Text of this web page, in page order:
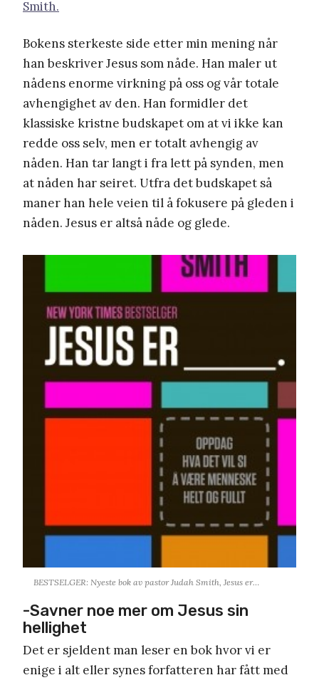
Smith.
Bokens sterkeste side etter min mening når
han beskriver Jesus som nåde. Han maler ut
nådens enorme virkning på oss og vår totale
avhengighet av den. Han formidler det
klassiske kristne budskapet om at vi ikke kan
redde oss selv, men er totalt avhengig av
nåden. Han tar langt i fra lett på synden, men
at nåden har seiret. Utfra det budskapet så
maner han hele veien til å fokusere på gleden i
nåden. Jesus er altså nåde og glede.
BESTSELGER: Nyeste bok av pastor Judah Smith, Jesus er…
-Savner noe mer om Jesus sin
hellighet
Det er sjeldent man leser en bok hvor vi er
enige i alt eller synes forfatteren har fått med